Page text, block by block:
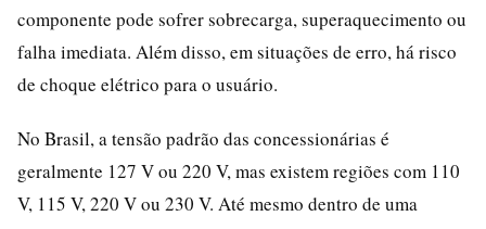
componente pode sofrer sobrecarga, superaquecimento ou
falha imediata. Além disso, em situações de erro, há risco
de choque elétrico para o usuário.
No Brasil, a tensão padrão das concessionárias é
geralmente 127 V ou 220 V, mas existem regiões com 110
V, 115 V, 220 V ou 230 V. Até mesmo dentro de uma